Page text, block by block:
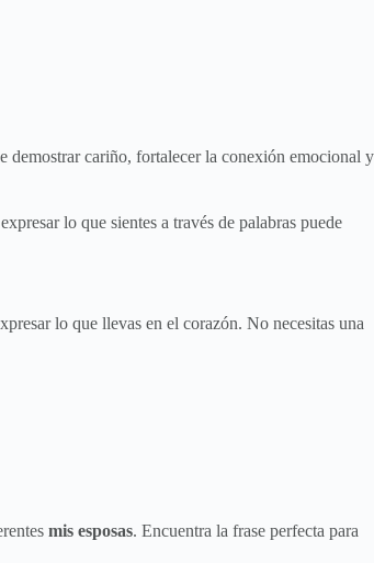
demostrar cariño, fortalecer la conexión emocional y
lo que sientes a través de palabras puede
lo que llevas en el corazón. No necesitas una
mis esposas. Encuentra la frase perfecta para